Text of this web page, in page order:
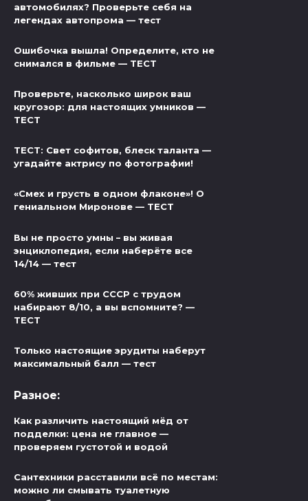
автомобилях? Проверьте себя на
легендах автопрома — тест
Ошибочка вышла! Определите, кто не
снимался в фильме — ТЕСТ
Проверьте, насколько широк ваш
кругозор: для настоящих умников —
ТЕСТ
ТЕСТ: Свет софитов, блеск таланта —
угадайте актрису по фотографии!
«Смех и грусть в одном флаконе»! О
гениальном Миронове — ТЕСТ
Вы не просто умны – вы живая
энциклопедия, если наберёте все
14/14 — тест
60% живших при СССР с трудом
набирают 8/10, а вы вспомните? —
ТЕСТ
Только настоящие эрудиты наберут
максимальный балл — тест
Разное:
Как различить настоящий мёд от
подделки: цена не главное —
проверяем густотой и водой
Сантехники расставили всё по местам:
можно ли смывать туалетную